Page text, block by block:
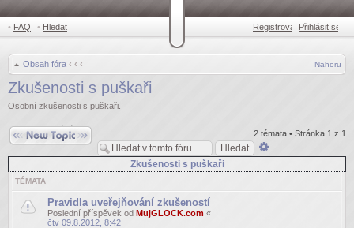
• FAQ • Hledat Registrovat •Přihlásit se
Obsah fóra ‹ ‹ ‹ Nahoru
Zkušenosti s puškaři
Osobní zkušenosti s puškaři.
2 témata • Stránka 1 z 1
Odeslat nové téma
hledání
Zkušenosti s puškaři
TÉMATA
Pravidla uveřejňování zkušeností
Poslední příspěvek od MujGLOCK.com «
čtv 09.8.2012, 8:42